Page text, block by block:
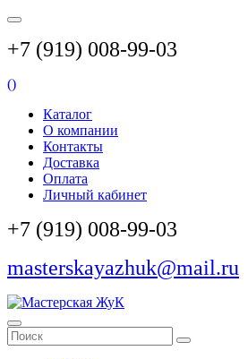
+7 (919) 008-99-03
()
Каталог
О компании
Контакты
Доставка
Оплата
Личный кабинет
+7 (919) 008-99-03
masterskayazhuk@mail.ru